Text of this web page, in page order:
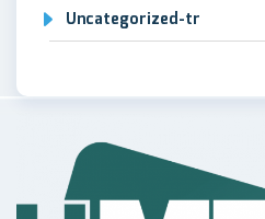
Uncategorized-tr